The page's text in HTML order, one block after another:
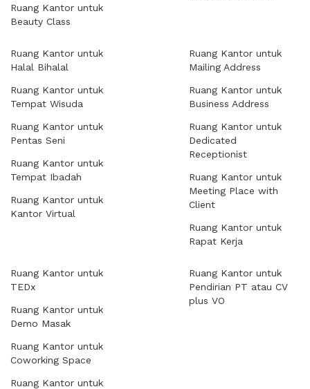
Ruang Kantor untuk
Beauty Class
Ruang Kantor untuk
Halal Bihalal
Ruang Kantor untuk
Tempat Wisuda
Ruang Kantor untuk
Pentas Seni
Ruang Kantor untuk
Tempat Ibadah
Ruang Kantor untuk
Kantor Virtual
Ruang Kantor untuk
Mailing Address
Ruang Kantor untuk
Business Address
Ruang Kantor untuk
Dedicated
Receptionist
Ruang Kantor untuk
Meeting Place with
Client
Ruang Kantor untuk
Rapat Kerja
Ruang Kantor untuk
TEDx
Ruang Kantor untuk
Demo Masak
Ruang Kantor untuk
Coworking Space
Ruang Kantor untuk
Ruang Kantor untuk
Pendirian PT atau CV
plus VO